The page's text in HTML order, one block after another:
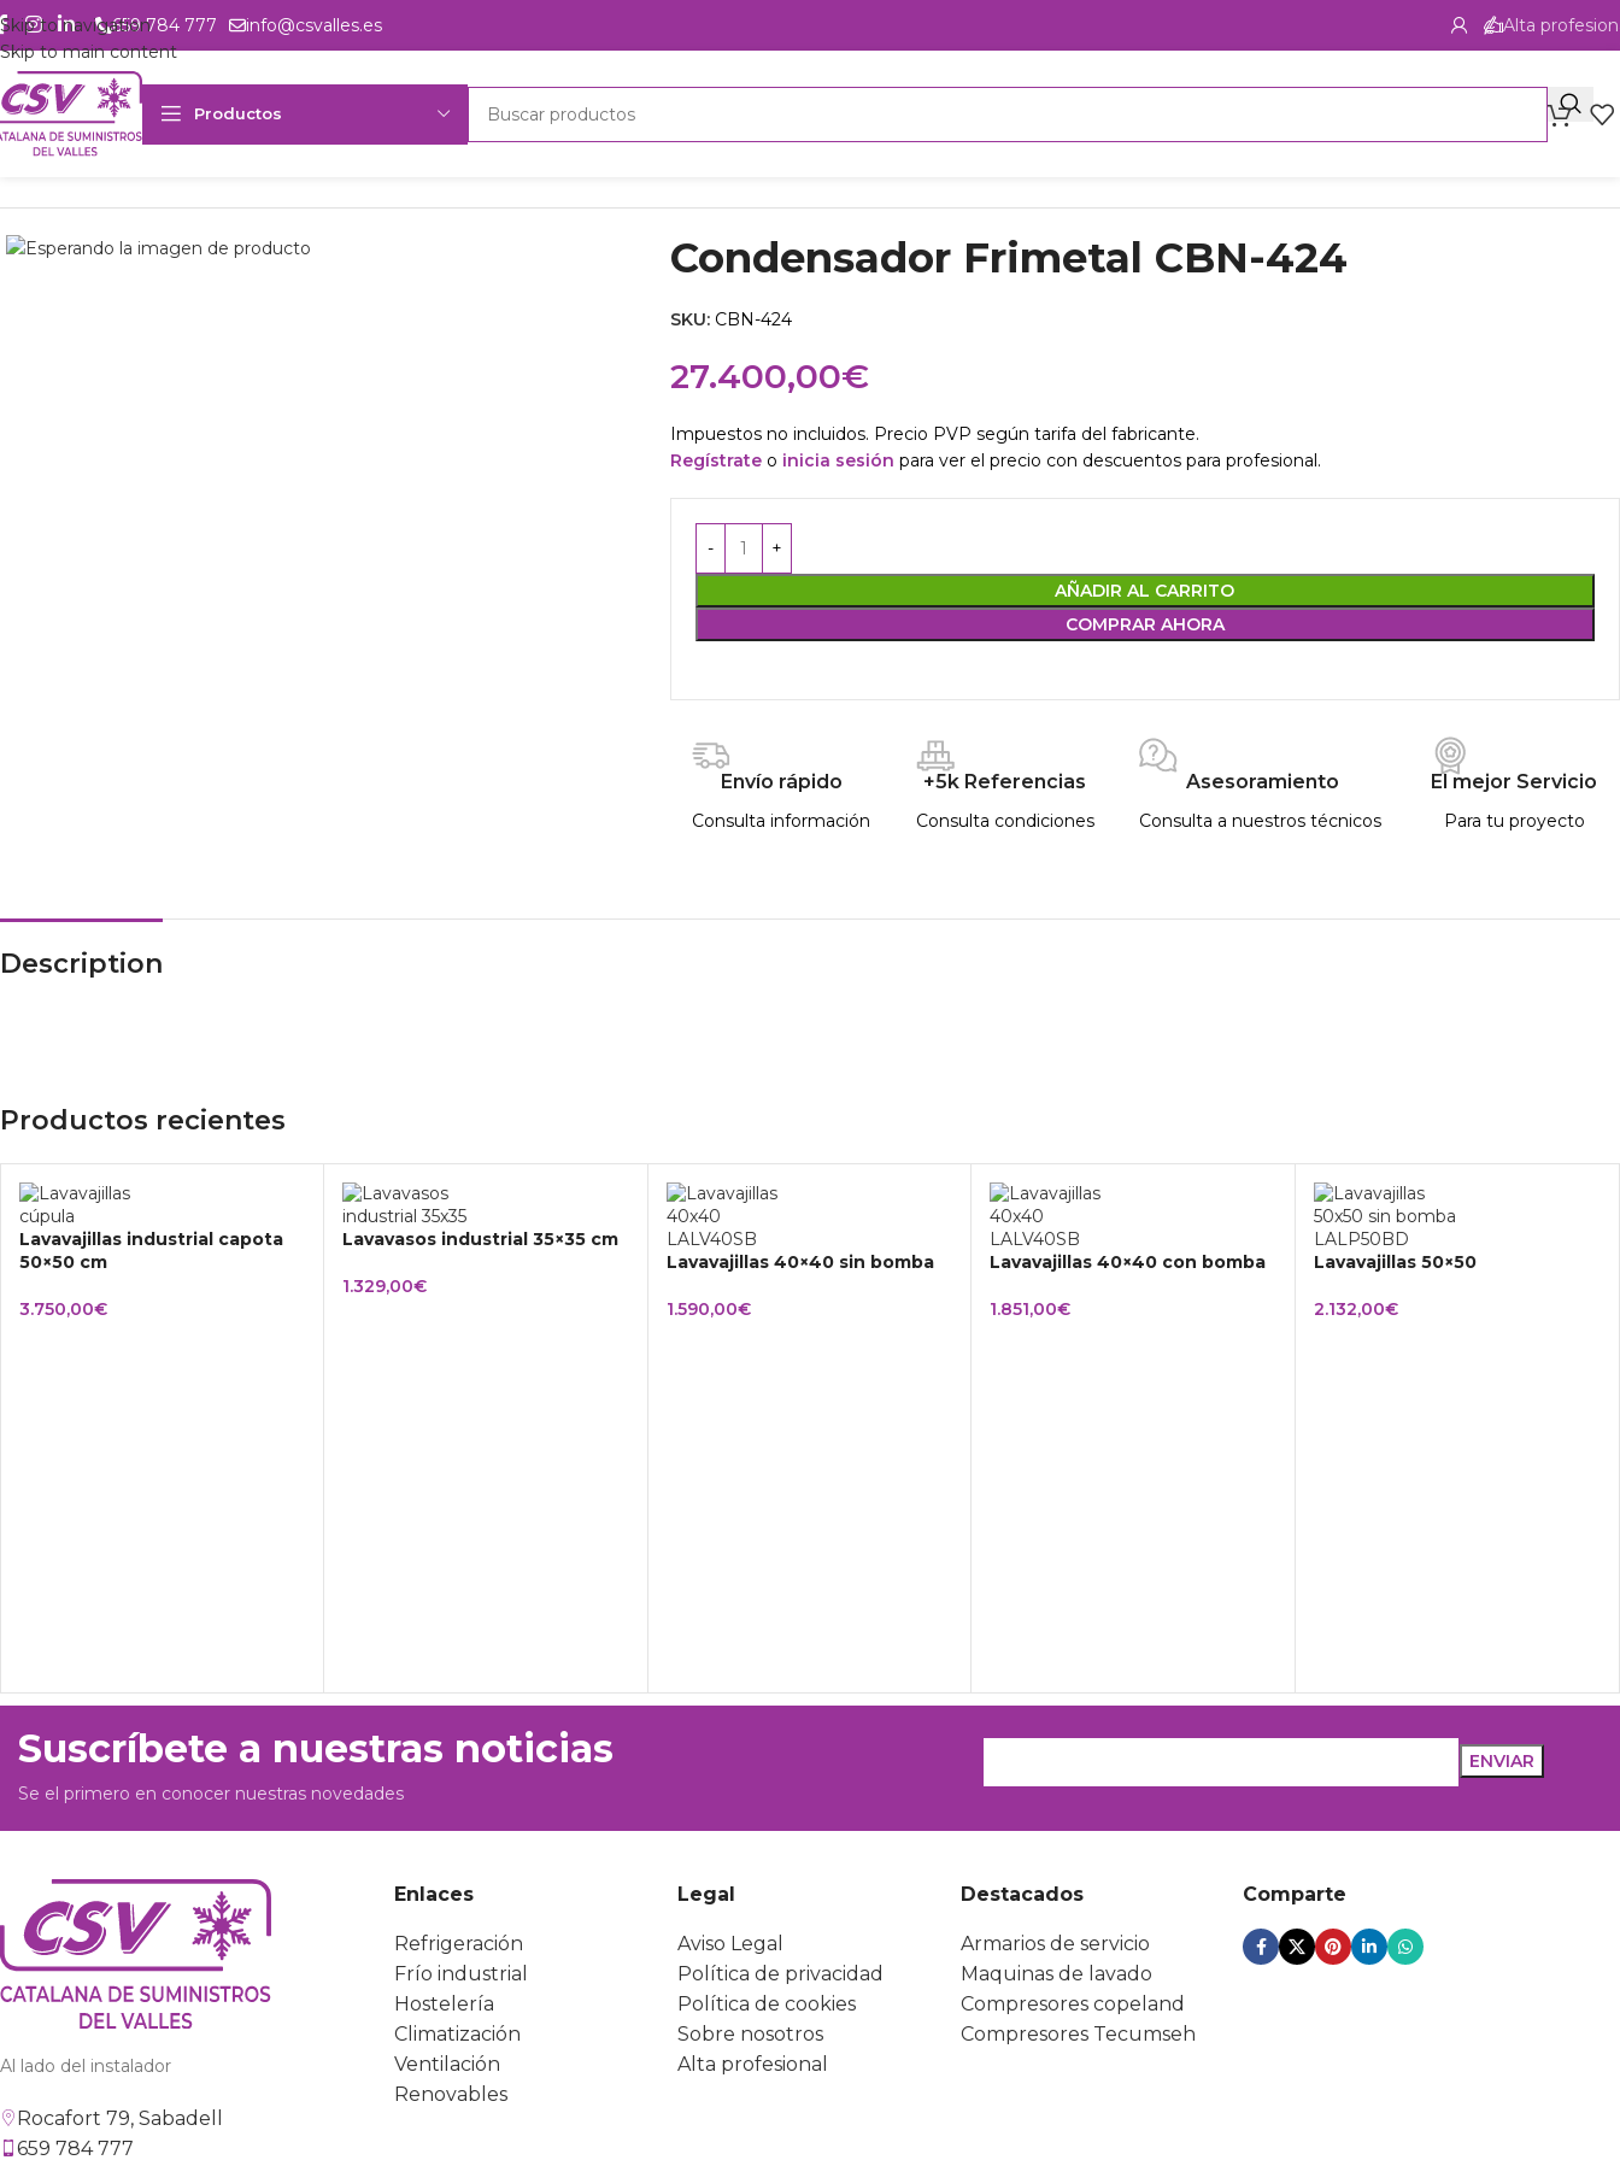
Skip to navigation
Skip to main content
659 784 777 info@csvalles.es Alta
Productos
Inicio Productos
Condensador Frimetal CBN-424
SKU: CBN-424
27.400,00€
Impuestos no incluidos. Precio PVP según tarifa del fabricante.
Regístrateo inicia sesión para ver el precio con descuentos para profesional.
AÑADIR AL CARRITO
COMPRAR AHORA
Envío rápido
Consulta información
+5k Referencias
Consulta condiciones
Asesoramiento
Consulta a nuestros técnicos
El mejor Servicio
Para tu proyecto
Description
Productos recientes
Lavavajillas industrial capota
50×50 cm
3.750,00€
Lavavasos industrial 35×35 cm
1.329,00€
Lavavajillas 40×40 sin bomba
1.590,00€
Lavavajillas 40×40 con bomba
1.851,00€
Lavavajillas 50×50
2.132,00€
Suscríbete a nuestras noticias
Se el primero en conocer nuestras novedades
Al lado del instalador
Rocafort 79, Sabadell
659 784 777
Enlaces
Refrigeración
Frío industrial
Hostelería
Climatización
Ventilación
Renovables
Legal
Aviso Legal
Política de privacidad
Política de cookies
Sobre nosotros
Alta profesional
Destacados
Armarios de servicio
Maquinas de lavado
Compresores copeland
Compresores Tecumseh
Comparte